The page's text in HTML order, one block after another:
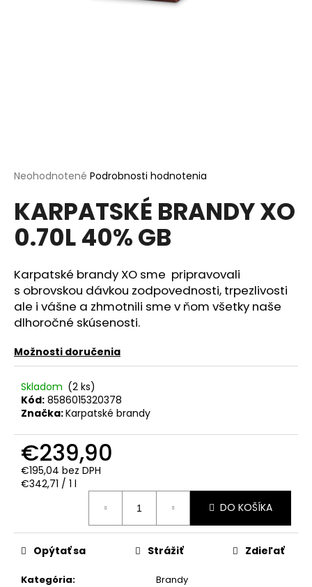
Priemerné
produktu
je
0,0
z
hviezdičiek.
Neohodnotené Podrobnosti hodnotenia
KARPATSKÉ BRANDY XO
0.70L 40% GB
Karpatské brandy XO sme pripravovali
s obrovskou dávkou zodpovednosti, trpezlivosti
ale i vášne a zhmotnili sme v ňom všetky naše
dlhoročné skúsenosti.
Možnosti doručenia
Skladom (2 ks)
Kód: 8586015320378
Značka:Karpatské brandy
€239,90
€195,04 bez DPH
Jednotková
€342,71 / 1 l
DO KOŠÍKA
Kategória:
Brandy
Opýtať sa Strážiť Zdieľať
O
d
o
r
ú
č
a
m
e
REBELLION
SPICED
0.70L
37.5%
€17,90